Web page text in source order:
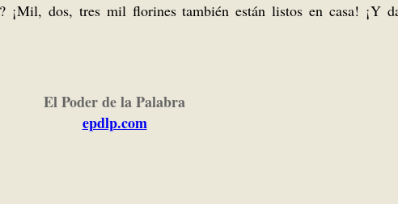
¡Mil, dos, tres mil florines también están listos en casa! ¡Y
El Poder de la Palabra
epdlp.com